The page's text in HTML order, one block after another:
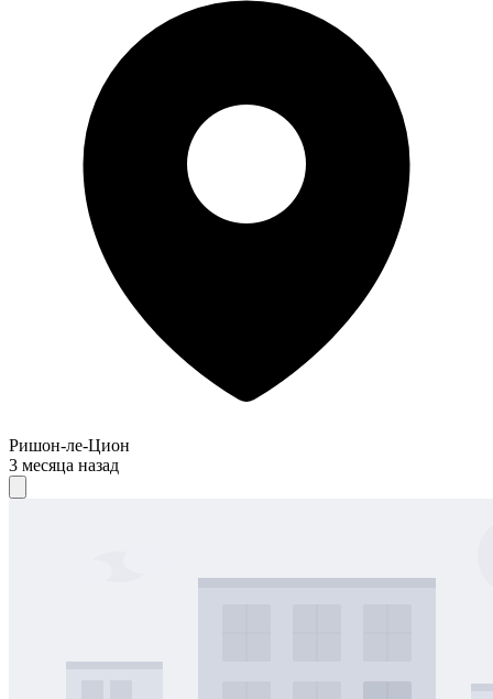
Ришон-ле-Цион
3 месяца назад